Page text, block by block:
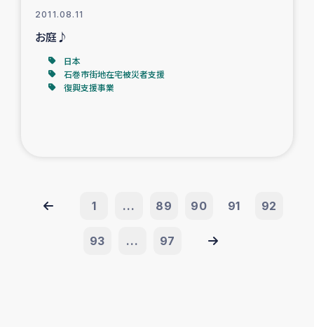
2011.08.11
お庭♪
日本
石巻市街地在宅被災者支援
復興支援事業
1 ... 89 90 91 92
93 ... 97